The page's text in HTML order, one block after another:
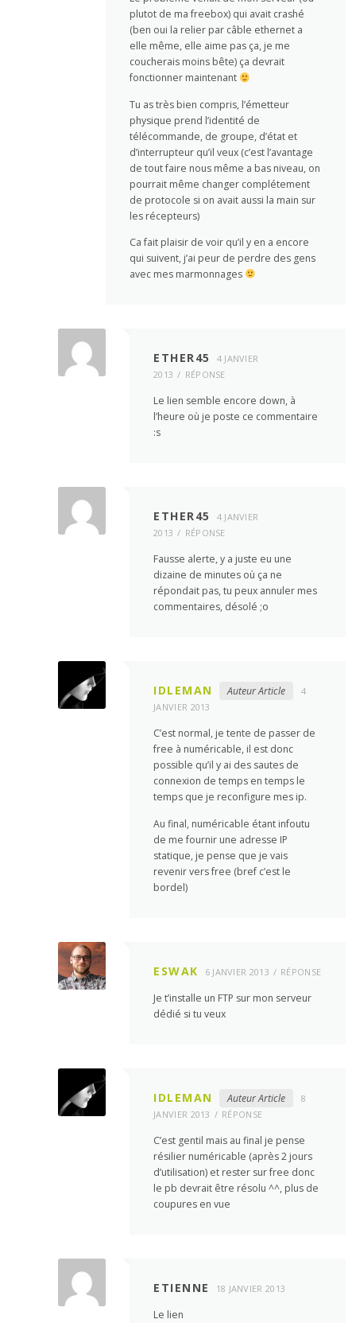
plutot de ma freebox) qui avait crashé
(ben oui la relier par câble ethernet a
elle même, elle aime pas ça, je me
coucherais moins bête) ça devrait
fonctionner maintenant
Tu as très bien compris, l’émetteur
physique prend l’identité de
télécommande, de groupe, d’état et
d’interrupteur qu’il veux (c’est l’avantage
de tout faire nous même a bas niveau, on
pourrait même changer complétement
de protocole si on avait aussi la main sur
les récepteurs)
Ca fait plaisir de voir qu’il y en a encore
qui suivent, j’ai peur de perdre des gens
avec mes marmonnages
ETHER45
4 JANVIER
2013
RÉPONSE
Le lien semble encore down, à
l’heure où je poste ce commentaire
:s
ETHER45
4 JANVIER
2013
RÉPONSE
Fausse alerte, y a juste eu une
dizaine de minutes où ça ne
répondait pas, tu peux annuler mes
commentaires, désolé ;o
IDLEMAN Auteur Article
4
JANVIER 2013
C’est normal, je tente de passer de
free à numéricable, il est donc
possible qu’il y ai des sautes de
connexion de temps en temps le
temps que je reconfigure mes ip.
Au final, numéricable étant infoutu
de me fournir une adresse IP
statique, je pense que je vais
revenir vers free (bref c’est le
bordel)
ESWAK 6 JANVIER 2013 RÉPONSE
Je t’installe un FTP sur mon serveur
dédié si tu veux
IDLEMAN Auteur Article
8
JANVIER 2013
RÉPONSE
C’est gentil mais au final je pense
résilier numéricable (après 2 jours
d’utilisation) et rester sur free donc
le pb devrait être résolu ^^, plus de
coupures en vue
ETIENNE 18 JANVIER 2013
Le lien